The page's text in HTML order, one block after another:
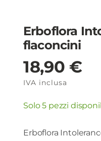
Erboflora
flaconcini
18,90 €
IVA inclusa
Solo 5 pezzi
Erboflora